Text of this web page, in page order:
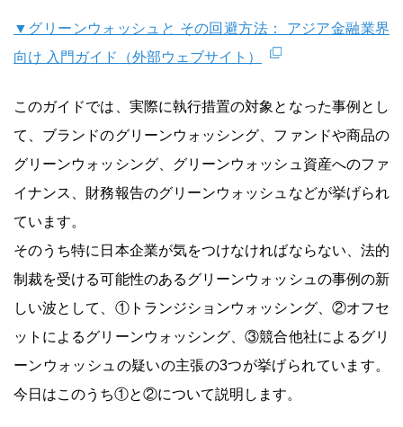
▼グリーンウォッシュと その回避方法： アジア金融業界
向け 入門ガイド（外部ウェブサイト）
このガイドでは、実際に執行措置の対象となった事例とし
て、ブランドのグリーンウォッシング、ファンドや商品の
グリーンウォッシング、グリーンウォッシュ資産へのファ
イナンス、財務報告のグリーンウォッシュなどが挙げられ
ています。
そのうち特に日本企業が気をつけなければならない、法的
制裁を受ける可能性のあるグリーンウォッシュの事例の新
しい波として、①トランジションウォッシング、②オフセ
ットによるグリーンウォッシング、③競合他社によるグリ
ーンウォッシュの疑いの主張の3つが挙げられています。
今日はこのうち①と②について説明します。